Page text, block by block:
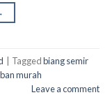
| Taggedbiang semir
murah
Leave a comment